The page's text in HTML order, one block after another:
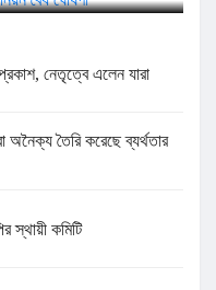
নেতৃত্বে এলেন যারা
অনৈক্য তৈরি করেছে ব্যর্থতার
স্থায়ী কমিটি